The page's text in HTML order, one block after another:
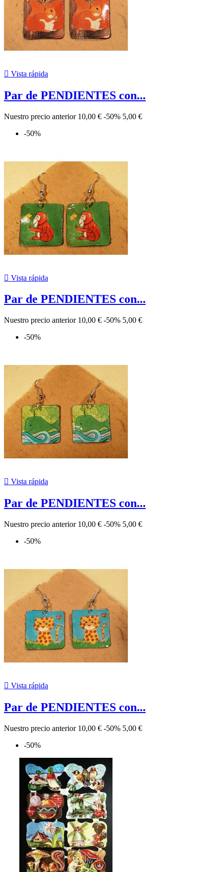
 Vista rápida
Par de PENDIENTES con...
Nuestro precio anterior 10,00 € -50% 5,00 €
-50%
 Vista rápida
Par de PENDIENTES con...
Nuestro precio anterior 10,00 € -50% 5,00 €
-50%
 Vista rápida
Par de PENDIENTES con...
Nuestro precio anterior 10,00 € -50% 5,00 €
-50%
 Vista rápida
Par de PENDIENTES con...
Nuestro precio anterior 10,00 € -50% 5,00 €
-50%